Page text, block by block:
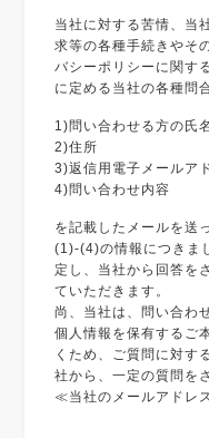
当社に対する苦情、当
求等の各種手続きやそ
バシーポリシーに関す
に定める当社の各種問
1)問い合わせる方の氏名
2)住所
3)返信用電子メールア
4)問い合わせ内容
を記載したメールを送
(1)-(4)の情報につきま
定し、当社から回答を
ていただきます。
尚、当社は、問い合わ
個人情報を保有するご
くため、ご質問に対す
社から、一定の質問を
≪当社のメールアドレ